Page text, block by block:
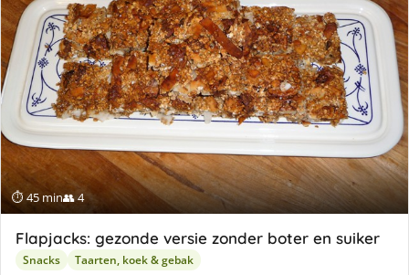
⏱ 45 min👥 4
Flapjacks: gezonde versie zonder boter en suiker
Snacks Taarten, koek & gebak